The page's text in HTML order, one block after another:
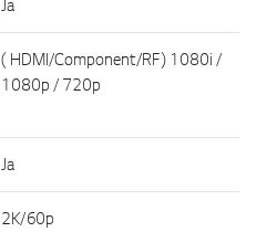
Ja
( HDMI/Component/RF) 1080i /
1080p / 720p
Ja
2K/60p